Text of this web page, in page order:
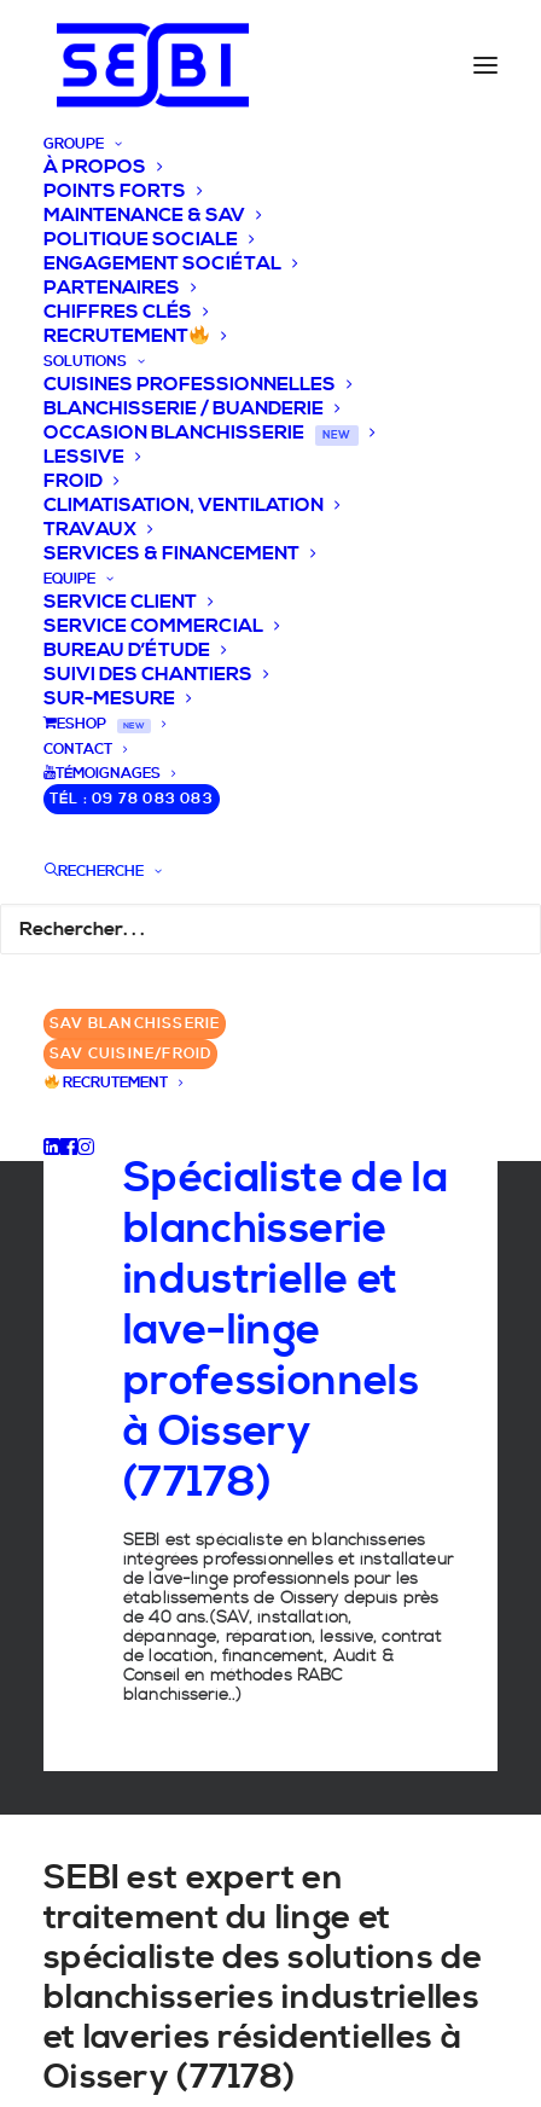
GROUPE
À PROPOS
POINTS FORTS
MAINTENANCE & SAV
POLITIQUE SOCIALE
ENGAGEMENT SOCIÉTAL
PARTENAIRES
CHIFFRES CLÉS
RECRUTEMENT
SOLUTIONS
CUISINES PROFESSIONNELLES
BLANCHISSERIE / BUANDERIE
OCCASION BLANCHISSERIE
NEW
LESSIVE
FROID
CLIMATISATION, VENTILATION
TRAVAUX
SERVICES & FINANCEMENT
EQUIPE
SERVICE CLIENT
SERVICE COMMERCIAL
BUREAU D’ÉTUDE
SUIVI DES CHANTIERS
SUR-MESURE
ESHOP NEW
CONTACT
TÉMOIGNAGES
TÉL : 09 78 083 083
RECHERCHE
SAV BLANCHISSERIE
SAV CUISINE/FROID
RECRUTEMENT
DEVIS / CONSEILS /
QUESTIONS
votre projet de blanchisserie intégrée!
✆ 09 78 083 083
Spécialiste de la
blanchisserie
industrielle et
lave-linge
professionnels
à Oissery
(77178)
SEBI est spécialiste en blanchisseries
intégrées professionnellesetinstallateur
de lave-lingeprofessionnels pour les
établissements de Oisserydepuis près
de 40 ans.(SAV, installation,
dépannage, réparation, lessive, contrat
de location, financement, Audit &
Conseil en méthodes RABC
blanchisserie..)
SEBI est expert en
traitement du linge et
spécialiste des solutions de
blanchisseries industrielles
et laveries résidentielles à
Oissery (77178)